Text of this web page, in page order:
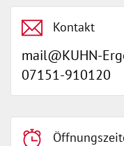
Kontakt
mail@KUHN-
07151-910120